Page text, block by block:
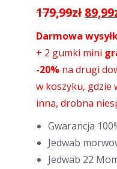
179,99zł
cena
89,99
Darmowa
+ 2 gumki mini
-20% na drugi
w koszyku, gdzie
inna, drobna
Gwarancja
Jedwab
Jedwab 22